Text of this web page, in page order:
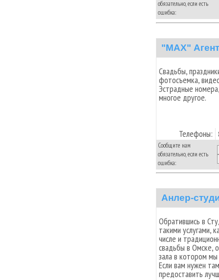
обязательно, если есть
ошибка:
"MAX"
Свадьбы,
фотосъемка,
Эстрадные
многое другое.
Телефоны:
Сообщите нам
обязательно, если есть
ошибка:
Анлер-
Обратившись в
такими услугами,
числе и
свадьбы в Омске,
зала в котором
Если вам нужен
предоставить